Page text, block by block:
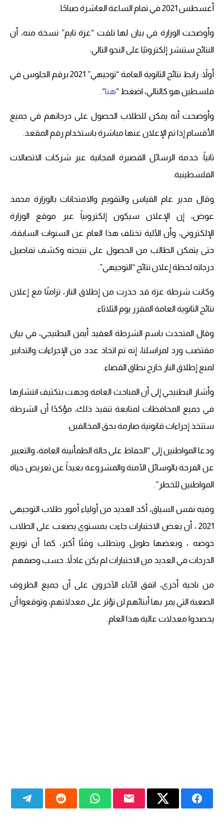
أغسطس 2021 في تمام الساعة العاشرة صباحًا.
وأوضحت الوزارة في بيان لها تلقت “غزة تايم” نسخة منه، أن
النتائج ستنشر إلكترونيًا على النحو التالي:
أولاً: رابط نتائج الثانوية العامة “توجيهي” 2021 برقم الجلوس في
فلسطين هو كالتالي، اضغط “هنا“.
وأوضحت أنه يمكن للطلاب الحصول على درجاتهم في جميع
الأقسام إذا تم الإعلان عنها مباشرة باستخدام رقم المقعد.
ثانياً: خدمة الرسائل القصيرة المجانية عبر شركات الاتصالات
الفلسطينية.
وقال مدير عام القياس والتقويم والامتحانات بالوزارة محمد
عوض، إن الإعلان سيكون إلكترونياً عبر موقع الوزارة
الإلكتروني، وأن الآلية تختلف هذا العام عن السنوات السابقة،
حتى يتمكن الطالب من الحصول على نتيجته وكشف تفاصيل
درجاته لحظة إعلان نتائج “التوجيهي”.
وكانت شرطة غزة قد حذرت من إطلاق النار، تزامنًا مع إعلان
نتائج الثانوية العامة المقرر يوم الثلاثاء.
وقال المتحدث باسم الشرطة العقيد أيمن البطنيجي، في بيان
مقتضب ورد لمراسلنا، إنه تم اتخاذ عدد من الإجراءات والتدابير
لمنع إطلاق النار خارج نطاق القضاء.
وأشار البطنيجي إلى أن المباحث العامة وجهت بتكثيف انتشارها
في جميع المحافظات لمتابعة تنفيذ ذلك، مؤكدًا أن الشرطة
ستتخذ إجراءات قانونية صارمة بحق المخالفين.
ودعا المواطنين إلى “الحفاظ على حالة الطمأنينة العامة، والتعبير
عن الفرحة بالوسائل الآمنة والمشروعة بعيداً عن تعريض حياة
المواطنين للخطر”.
وفيه نفس السياق، أكد العديد من أولياء أمور طلاب التوجيهي
2021 ، أن بعض الاختبارات جاءت بمستوى يصعب على الطلاب
خوضه ، وبعضها طويل ويتطلب وقتًا أكبر، كما أن توزيع
الدرجات في العديد من الاختبارات لم يكن عادلاً. حسب وصفهم
من ناحية أخرى، اتفق الآباء الآخرون على أن جميع الظروف
الصعبة التي يمر بها أبنائهم لن تؤثر على معدلاتهم، وتوقعوا أن
يحصدوا معدلات عالية هذا العام.